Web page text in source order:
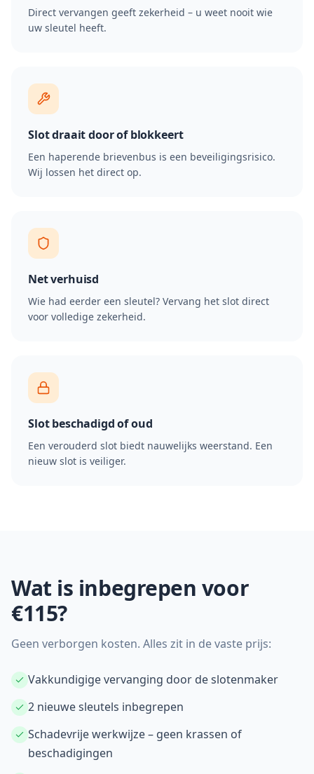
Direct vervangen geeft zekerheid – u weet nooit wie
uw sleutel heeft.
Slot draait door of blokkeert
Een haperende brievenbus is een beveiligingsrisico.
Wij lossen het direct op.
Net verhuisd
Wie had eerder een sleutel? Vervang het slot direct
voor volledige zekerheid.
Slot beschadigd of oud
Een verouderd slot biedt nauwelijks weerstand. Een
nieuw slot is veiliger.
Wat is inbegrepen voor
€115?
Geen verborgen kosten. Alles zit in de vaste prijs:
Vakkundigige vervanging door de slotenmaker
2 nieuwe sleutels inbegrepen
Schadevrije werkwijze – geen krassen of
beschadigingen